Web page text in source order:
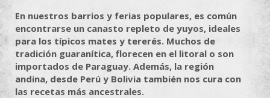
En nuestros barrios y ferias populares, es común
encontrarse un canasto repleto de yuyos, ideales
para los típicos mates y tererés. Muchos de
tradición guaranítica, florecen en el litoral o son
importados de Paraguay. Además, la región
andina, desde Perú y Bolivia también nos cura con
las recetas más ancestrales.